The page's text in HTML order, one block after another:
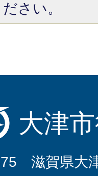
さい。
大津
滋賀県大